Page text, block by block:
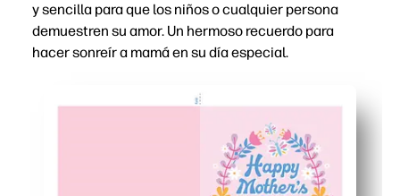
y sencilla para que los niños o cualquier persona
demuestren su amor. Un hermoso recuerdo para
hacer sonreír a mamá en su día especial.
Puede imprimir, doblar y firmar en minutos, sin
Obtienes un diseño apto para niños que es fácil de
Puede imprimir uno o un conjunto de clase completo,
Crea un recuerdo pulido en papel o cartulina, listo para